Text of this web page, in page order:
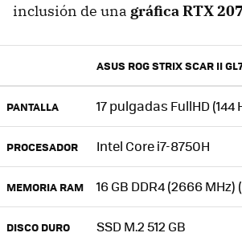
inclusión de una gráfica RTX
ASUS ROG STRIX SCAR II
PANTALLA 17 pulgadas FullHD (144
PROCESADOR Intel Core i7-8750H
MEMORIA RAM 16 GB DDR4 (2666 MHz)
DISCO DURO SSD M.2 512 GB